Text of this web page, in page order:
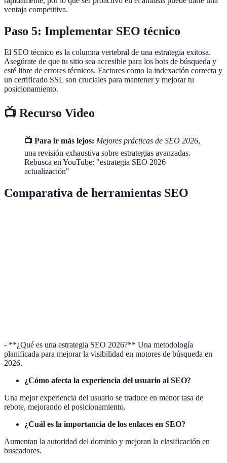
ventaja competitiva.
Paso 5: Implementar SEO técnico
El SEO técnico es la columna vertebral de una estrategia exitosa.
Asegúrate de que tu sitio sea accesible para los bots de búsqueda y
esté libre de errores técnicos. Factores como la indexación correcta y
un certificado SSL son cruciales para mantener y mejorar tu
posicionamiento.
📺 Recurso Video
📺 Para ir más lejos: Mejores prácticas de SEO 2026,
una revisión exhaustiva sobre estrategias avanzadas.
Rebusca en YouTube: "estrategia SEO 2026
actualización"
Comparativa de herramientas SEO
- **¿Qué es una estrategia SEO 2026?** Una metodología
planificada para mejorar la visibilidad en motores de búsqueda en
2026.
¿Cómo afecta la experiencia del usuario al SEO?
Una mejor experiencia del usuario se traduce en menor tasa de
rebote, mejorando el posicionamiento.
¿Cuál es la importancia de los enlaces en SEO?
Aumentan la autoridad del dominio y mejoran la clasificación en
buscadores.